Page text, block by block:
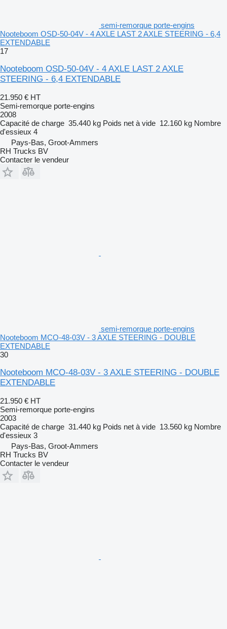
semi-remorque porte-engins
Nooteboom OSD-50-04V - 4 AXLE LAST 2 AXLE STEERING - 6,4
EXTENDABLE
17
Nooteboom OSD-50-04V - 4 AXLE LAST 2 AXLE
STEERING - 6,4 EXTENDABLE
21.950 € HT
Semi-remorque porte-engins
2008
Capacité de charge 35.440 kg Poids net à vide 12.160 kg Nombre
d'essieux 4
Pays-Bas, Groot-Ammers
RH Trucks BV
Contacter le vendeur
semi-remorque porte-engins
Nooteboom MCO-48-03V - 3 AXLE STEERING - DOUBLE
EXTENDABLE
30
Nooteboom MCO-48-03V - 3 AXLE STEERING - DOUBLE
EXTENDABLE
21.950 € HT
Semi-remorque porte-engins
2003
Capacité de charge 31.440 kg Poids net à vide 13.560 kg Nombre
d'essieux 3
Pays-Bas, Groot-Ammers
RH Trucks BV
Contacter le vendeur